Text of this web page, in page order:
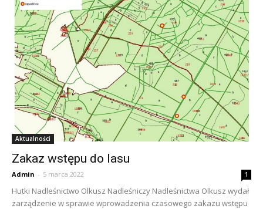
Aktualności
Zakaz wstępu do lasu
Admin - 5 marca 2022 1
Hutki Nadleśnictwo Olkusz Nadleśniczy Nadleśnictwa Olkusz wydał
zarządzenie w sprawie wprowadzenia czasowego zakazu wstępu